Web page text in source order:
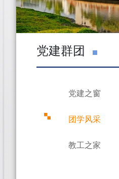
党建群团
党建之窗
团学风采
教工之家